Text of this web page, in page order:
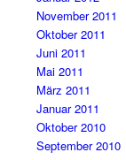
November 2011
Oktober 2011
Juni 2011
Mai 2011
März 2011
Januar 2011
Oktober 2010
September 2010